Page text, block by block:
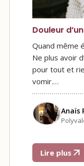
Douleur
Quand même
Ne plus avoir
pour tout et
vomir.…
Anaïs
Lire plus